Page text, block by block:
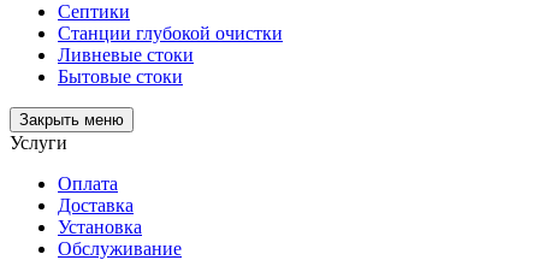
Септики
Станции глубокой очистки
Ливневые стоки
Бытовые стоки
Закрыть меню
Услуги
Оплата
Доставка
Установка
Обслуживание